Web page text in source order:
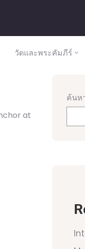
วัดและพระคัมภีร์
at
ค้นห